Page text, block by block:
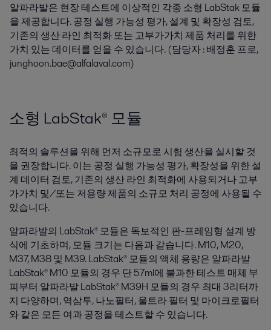
알파라발은 현장 테스트에 이상적인 각종 소형 LabStak 모듈
을 제공합니다. 공정 실행 가능성 평가, 설계 및 확장성 검토,
기존의 생산 라인 최적화 또는 고부가가치 제품 처리를 위한
가치 있는 데이터를 얻을 수 있습니다. (담당자 : 배정훈 프로,
junghoon.bae@alfalaval.com)
소형 LabStak­® 모듈
최적의 솔루션을 위해 먼저 소규모로 시험 생산을 실시할 것
을 권장합니다. 이는 공정 실행 가능성 평가, 확장성을 위한 설
계 데이터 검토, 기존의 생산 라인 최적화에 사용되거나 고부
가가치 및/또는 저용량 제품의 소규모 처리 공정에 사용될 수
있습니다.
알파라발의 LabStak® 모듈은 독보적인 판-프레임형 설계 방
식에 기초하며, 모듈 크기는 다음과 같습니다. M10, M20,
M37, M38 및 M39. LabStak® 모듈의 액체 용량은 알파라발
LabStak® M10 모듈의 경우 단 57ml에 불과한 테스트 매체 부
피부터 알파라발 LabStak® M39H 모듈의 경우 최대 3리터까
지 다양하며, 역삼투, 나노필터, 울트라 필터 및 마이크로필터
와 같은 모든 여과 공정을 테스트할 수 있습니다.